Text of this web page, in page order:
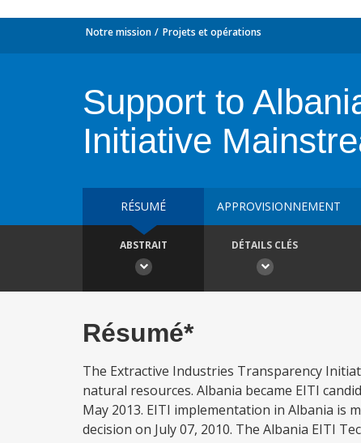
Notre mission Projets et opérations
Support to
Initiative
RÉSUMÉ APPROVISIONNEMENT
ABSTRAIT DÉTAILS CLÉS
Résumé*
The Extractive Industries Transparency
natural resources. Albania became EITI
May 2013. EITI implementation in Albania is
decision on July 07, 2010. The Albania EITI